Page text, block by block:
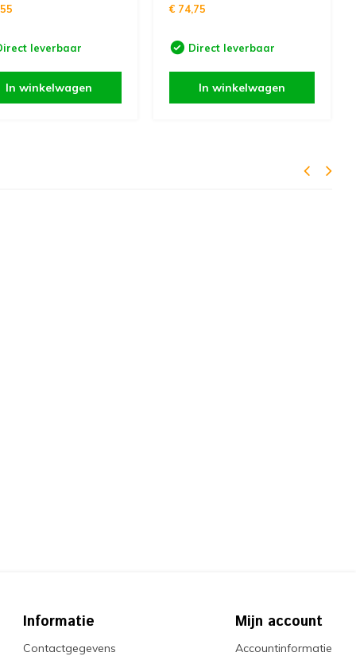
leverbaar
In winkelwagen
€ 74,75
Direct leverbaar
In winkelwagen
Informatie
Contactgegevens
Mijn account
Accountinformatie